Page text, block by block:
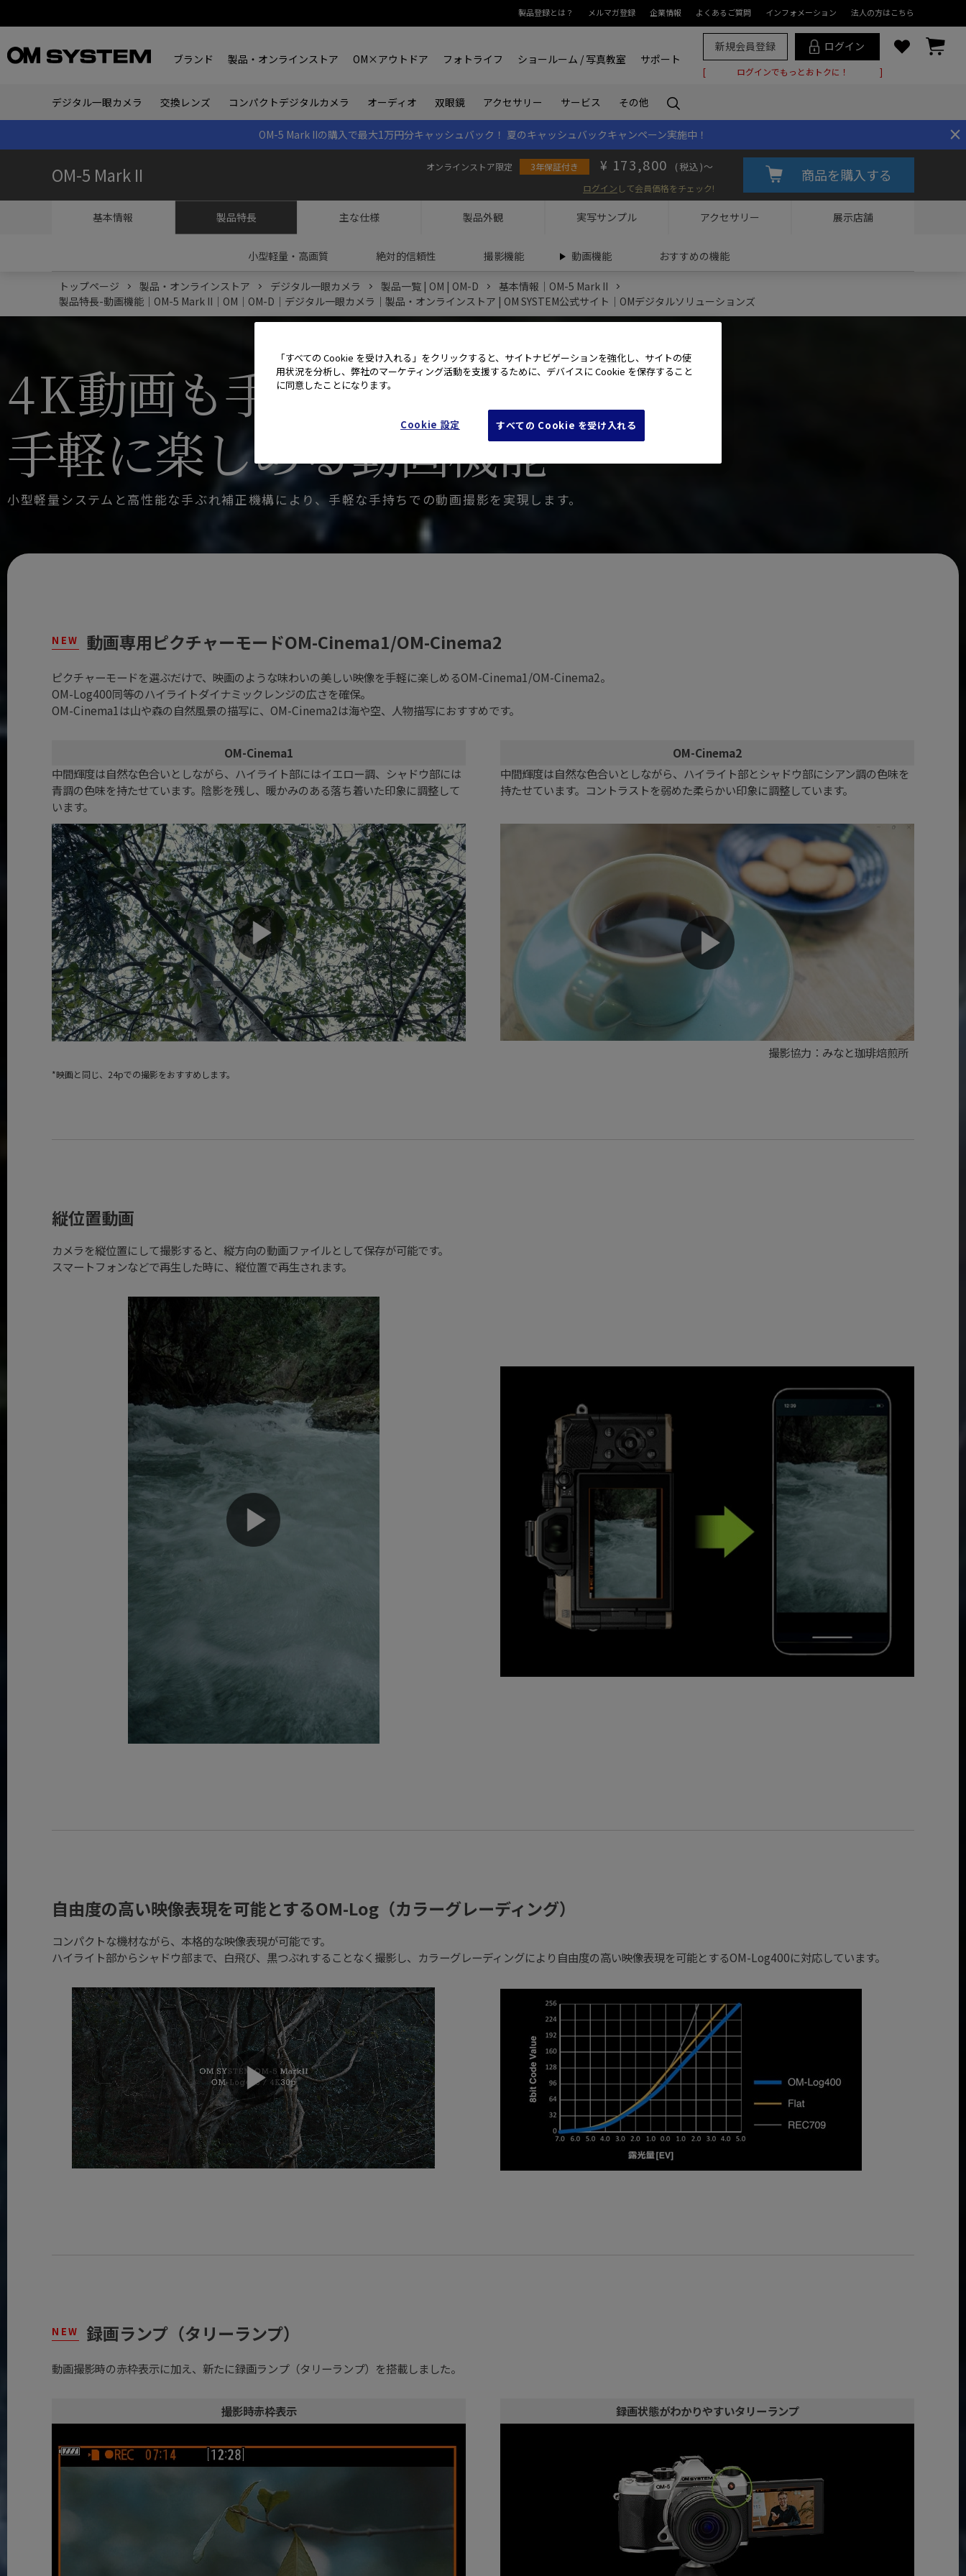
製品登録とは？ メルマガ登録 企業情報 よくあるご質問 インフォメーション 法人の方はこちら
ブランド 製品・オンラインストア OM×アウトドア フォトライフ ショールーム / 写真教室 サポート
新規会員登録 ログイン
ログインでもっとおトクに！
デジタル一眼カメラ 交換レンズ コンパクトデジタルカメラ オーディオ 双眼鏡 アクセサリー サービス その他
×
OM-5 Mark IIの購入で最大1万円分キャッシュバック！ 夏のキャッシュバックキャンペーン実施中！
OM-5 Mark II オンラインストア限定 3年保証付き 173,800 (税込)～
ログイン して会員価格をチェック!
商品を購入する
基本情報 製品特長 主な仕様 製品外観 実写サンプル アクセサリー 展示店舗
小型軽量・高画質 絶対的信頼性 撮影機能 動画機能 おすすめの機能
トップページ 製品・オンラインストア デジタル一眼カメラ 製品一覧 | OM | OM-D
基本情報｜OM-5 Mark II
製品特長-動画機能｜OM-5 Mark II｜OM｜OM-D｜デジタル一眼カメラ｜製品・オンラインストア | OM SYSTEM公式サイト｜OMデジタルソリューションズ
4K動画も手持ちで
手軽に楽しめる動画機能
小型軽量システムと高性能な手ぶれ補正機構により、手軽な手持ちでの動画撮影を実現します。
NEW 動画専用ピクチャーモードOM-Cinema1/OM-Cinema2
ピクチャーモードを選ぶだけで、映画のような味わいの美しい映像を手軽に楽しめるOM-Cinema1/OM-Cinema2。
OM-Log400同等のハイライトダイナミックレンジの広さを確保。
OM-Cinema1は山や森の自然風景の描写に、OM-Cinema2は海や空、人物描写におすすめです。
OM-Cinema1
中間輝度は自然な色合いとしながら、ハイライト部にはイエロー調、シャドウ部には
青調の色味を持たせています。陰影を残し、暖かみのある落ち着いた印象に調整して
います。
OM-Cinema2
中間輝度は自然な色合いとしながら、ハイライト部とシャドウ部にシアン調の色味を
持たせています。コントラストを弱めた柔らかい印象に調整しています。
撮影協力：みなと珈琲焙煎所
映画と同じ、24pでの撮影をおすすめします。
縦位置動画
カメラを縦位置にして撮影すると、縦方向の動画ファイルとして保存が可能です。
スマートフォンなどで再生した時に、縦位置で再生されます。
自由度の高い映像表現を可能とするOM-Log（カラーグレーディング）
コンパクトな機材ながら、本格的な映像表現が可能です。
ハイライト部からシャドウ部まで、白飛び、黒つぶれすることなく撮影し、カラーグレーディングにより自由度の高い映像表現を可能とするOM-Log400に対応しています。
NEW 録画ランプ（タリーランプ）
動画撮影時の赤枠表示に加え、新たに録画ランプ（タリーランプ）を搭載しました。
撮影時赤枠表示 録画状態がわかりやすいタリーランプ
「すべての Cookie を受け入れる」をクリックすると、サイトナビゲーションを強化し、サイトの使
用状況を分析し、弊社のマーケティング活動を支援するために、デバイスに Cookie を保存すること
に同意したことになります。
Cookie 設定 すべての Cookie を受け入れる